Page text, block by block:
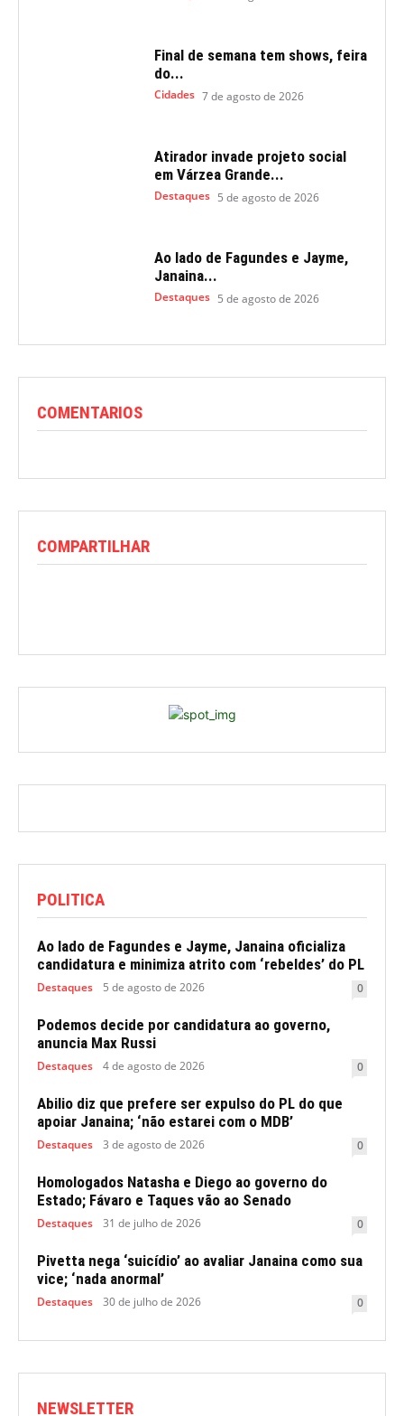
Final de semana tem shows, feira
do...
Cidades 7 de agosto de 2026
Atirador invade projeto social
em Várzea Grande...
Destaques 5 de agosto de 2026
Ao lado de Fagundes e Jayme,
Janaina...
Destaques 5 de agosto de 2026
COMENTARIOS
COMPARTILHAR
POLITICA
Ao lado de Fagundes e Jayme, Janaina oficializa
candidatura e minimiza atrito com ‘rebeldes’ do PL
Destaques 5 de agosto de 2026 0
Podemos decide por candidatura ao governo,
anuncia Max Russi
Destaques 4 de agosto de 2026 0
Abilio diz que prefere ser expulso do PL do que
apoiar Janaina; ‘não estarei com o MDB’
Destaques 3 de agosto de 2026 0
Homologados Natasha e Diego ao governo do
Estado; Fávaro e Taques vão ao Senado
Destaques 31 de julho de 2026 0
Pivetta nega ‘suicídio’ ao avaliar Janaina como sua
vice; ‘nada anormal’
Destaques 30 de julho de 2026 0
NEWSLETTER